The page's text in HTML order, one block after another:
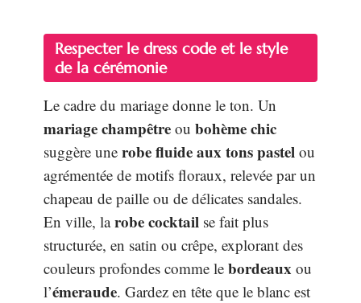
Respecter le dress code et le style
de la cérémonie
Le cadre du mariage donne le ton. Un
mariage champêtre ou bohème chic
suggère une robe fluide aux tons pastel ou
agrémentée de motifs floraux, relevée par un
chapeau de paille ou de délicates sandales.
En ville, larobe cocktail se fait plus
structurée, en satin ou crêpe, explorant des
couleurs profondes comme le bordeaux ou
l’émeraude. Gardez en tête que le blanc est